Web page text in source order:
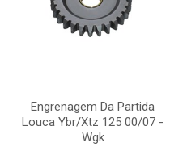
Engrenagem Da Partida
Louca Ybr/Xtz 125 00/07 -
Wgk